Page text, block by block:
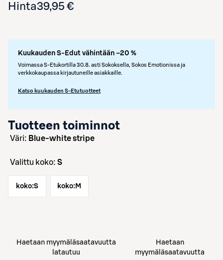
Hinta39,95 €
Kuukauden S-Edut vähintään –20 %
Voimassa S-Etukortilla 30.8. asti Sokoksella, Sokos Emotionissa ja
verkkokaupassa kirjautuneille asiakkaille.
Katso kuukauden S-Etutuotteet
Tuotteen toiminnot
väri: Blue-white stripe
Valittu koko: S
koko:S koko: M
Haetaan myymäläsaatavuutta
latautuu
Haetaan
myymäläsaatavuutta